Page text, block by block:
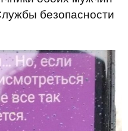
безопасности